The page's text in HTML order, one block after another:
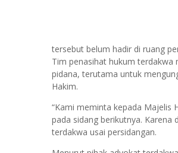
tersebut belum hadir di ruang
Tim penasihat hukum terdakwa
pidana, terutama untuk
Hakim.
“Kami meminta kepada Majelis
pada sidang berikutnya. Karena
terdakwa usai persidangan.